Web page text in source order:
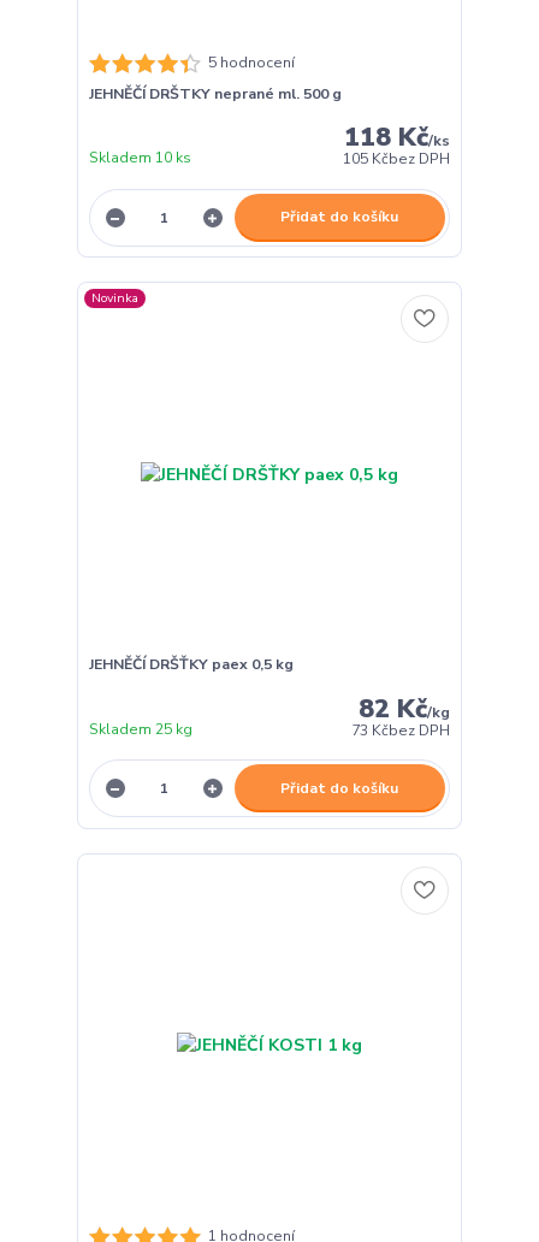
5 hodnocení
JEHNĚČÍ DRŠTKY neprané ml. 500 g
118 Kč/ks
105 Kčbez DPH
Skladem 10 ks
Přidat do košíku
Novinka
JEHNĚČÍ DRŠŤKY paex 0,5 kg
82 Kč/kg
73 Kčbez DPH
Skladem 25 kg
Přidat do košíku
1 hodnocení